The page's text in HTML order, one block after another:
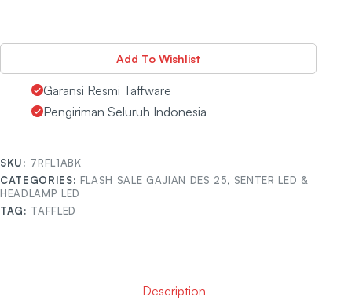
Add To Wishlist
Garansi Resmi Taffware
Pengiriman Seluruh Indonesia
SKU: 7RFL1ABK
CATEGORIES: FLASH SALE GAJIAN DES 25, SENTER LED &
HEADLAMP LED
TAG: TAFFLED
Description